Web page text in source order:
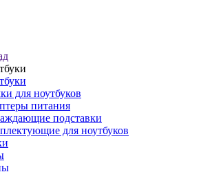
для ноутбуков
питания
подставки
для ноутбуков